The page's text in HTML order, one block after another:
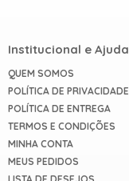
Institucional e Ajuda
QUEM SOMOS
POLÍTICA DE PRIVACIDADE
POLÍTICA DE ENTREGA
TERMOS E CONDIÇÕES
MINHA CONTA
MEUS PEDIDOS